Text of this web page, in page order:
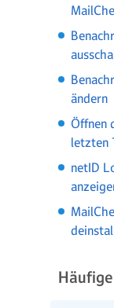
ändern
Öffnen
letzten
netID